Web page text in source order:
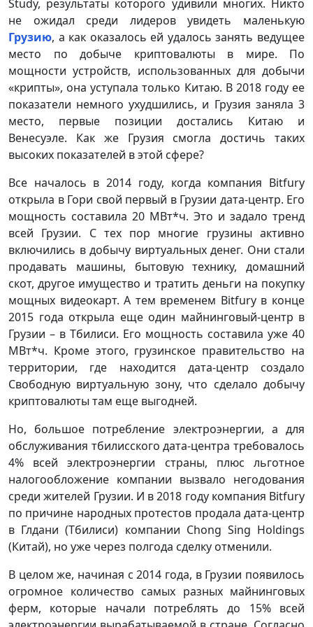
Study, результаты которого удивили многих. Никто
не ожидал среди лидеров увидеть маленькую
Грузию, а как оказалось ей удалось занять ведущее
место по добыче криптовалюты в мире. По
мощности устройств, использованных для добычи
«крипты», она уступала только Китаю. В 2018 году ее
показатели немного ухудшились, и Грузия заняла 3
место, первые позиции достались Китаю и
Венесуэле. Как же Грузия смогла достичь таких
высоких показателей в этой сфере?
Все началось в 2014 году, когда компания Bitfury
открыла в Гори свой первый в Грузии дата-центр. Его
мощность составила 20 МВт*ч. Это и задало тренд
всей Грузии. С тех пор многие грузины активно
включились в добычу виртуальных денег. Они стали
продавать машины, бытовую технику, домашний
скот, другое имущество и тратить деньги на покупку
мощных видеокарт. А тем временем Bitfury в конце
2015 года открыла еще один майнинговый-центр в
Грузии – в Тбилиси. Его мощность составила уже 40
МВт*ч. Кроме этого, грузинское правительство на
территории, где находится дата-центр создало
Свободную виртуальную зону, что сделало добычу
криптовалюты там еще выгодней.
Но, большое потребление электроэнергии, а для
обслуживания тбилисского дата-центра требовалось
4% всей электроэнергии страны, плюс льготное
налогообложение компании вызвало негодования
среди жителей Грузии. И в 2018 году компания Bitfury
по причине народных протестов продала дата-центр
в Глдани (Тбилиси) компании Chong Sing Holdings
(Китай), но уже через полгода сделку отменили.
В целом же, начиная с 2014 года, в Грузии появилось
огромное количество самых разных майнинговых
ферм, которые начали потреблять до 15% всей